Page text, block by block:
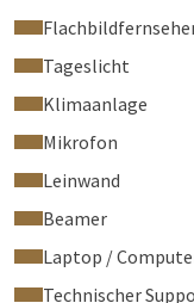
Tageslicht
Klimaanlage
Mikrofon
Leinwand
Beamer
Laptop /
Technischer